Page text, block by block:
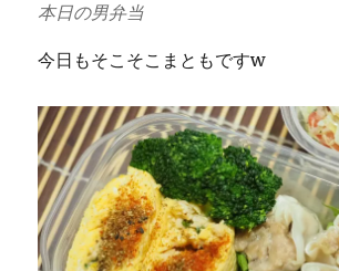
本日の男弁当
今日もそこそこまともですw